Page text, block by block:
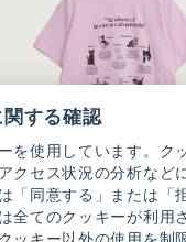
する確認
を使用しています。ク
クセス状況の分析など
「同意する」または「
全てのクッキーが利用